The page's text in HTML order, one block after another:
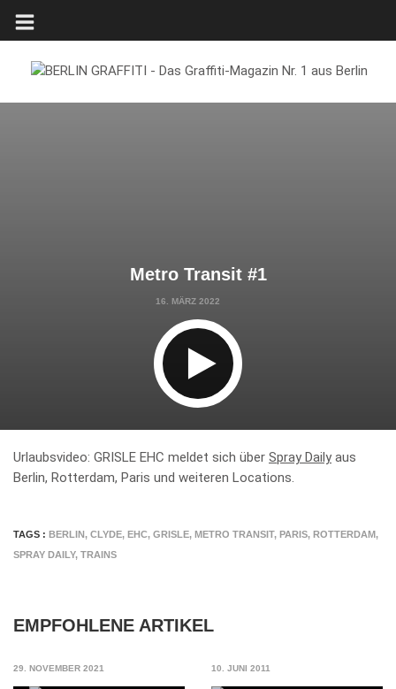
Metro Transit #1
16. MÄRZ 2022
Urlaubsvideo: GRISLE EHC meldet sich über Spray Daily aus
Berlin, Rotterdam, Paris und weiteren Locations.
TAGS : BERLIN, CLYDE, EHC, GRISLE, METRO TRANSIT, PARIS, ROTTERDAM,
SPRAY DAILY, TRAINS
EMPFOHLENE ARTIKEL
29. NOVEMBER 2021 10. JUNI 2011